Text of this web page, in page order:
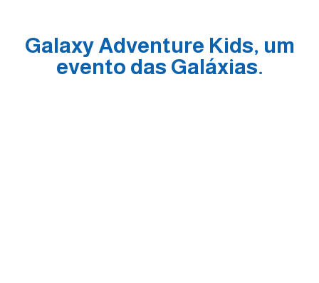
Galaxy Adventure Kids, um
evento das Galáxias.